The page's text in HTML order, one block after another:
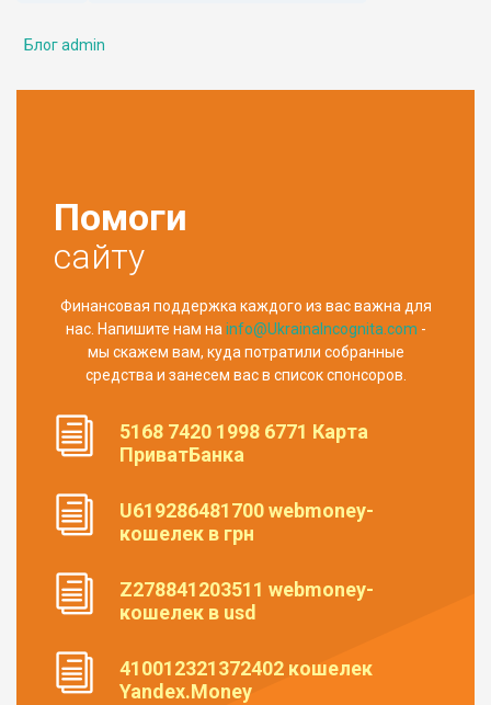
Блог admin
Помоги
сайту
Финансовая поддержка каждого из вас важна для
нас. Напишите нам наinfo@UkrainaIncognita.com -
мы скажем вам, куда потратили собранные
средства и занесем вас в список спонсоров.
5168 7420 1998 6771 Карта
ПриватБанка
U619286481700 webmoney-
кошелек в грн
Z278841203511 webmoney-
кошелек в usd
410012321372402 кошелек
Yandex.Money